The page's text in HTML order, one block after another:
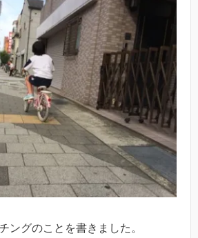
ングのことを書きました。